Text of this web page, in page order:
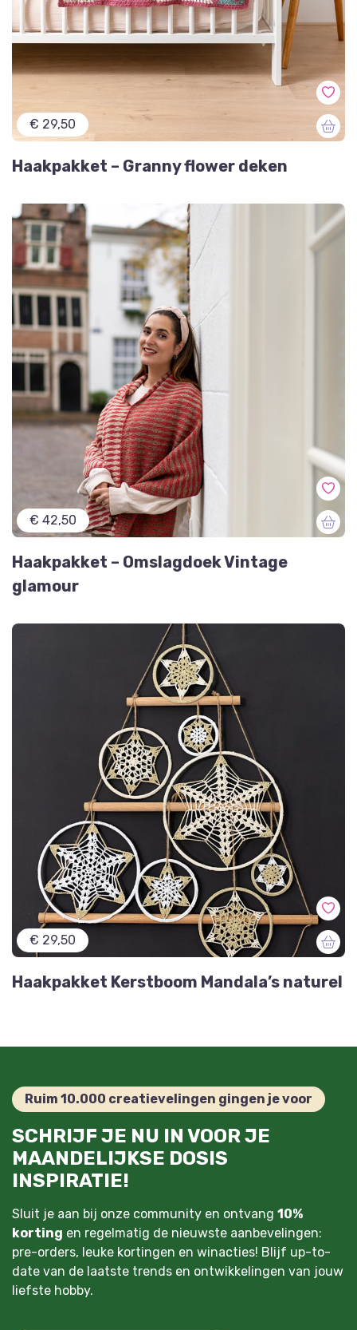
€ 29,50
Haakpakket – Granny flower deken
€ 42,50
Haakpakket – Omslagdoek Vintage
glamour
€ 29,50
Haakpakket Kerstboom Mandala’s naturel
Ruim 10.000 creatievelingen gingen je voor
SCHRIJF JE NU IN VOOR JE
MAANDELIJKSE DOSIS
INSPIRATIE!
Sluit je aan bij onze community en ontvang 10%
korting en regelmatig de nieuwste aanbevelingen:
pre-orders, leuke kortingen en winacties! Blijf up-to-
date van de laatste trends en ontwikkelingen van jouw
liefste hobby.